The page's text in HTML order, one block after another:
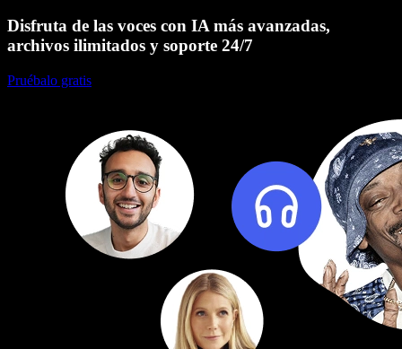
Disfruta de las voces con IA más avanzadas,
archivos ilimitados y soporte 24/7
Pruébalo gratis